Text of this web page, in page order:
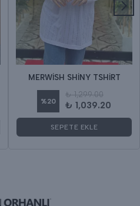
MERWİSH SHİNY TSHİRT
%20
₺ 1,299.00
₺ 1,039.20
SEPETE EKLE